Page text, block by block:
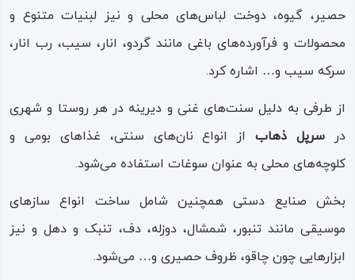
حصیر، گیوه، دوخت لباس‌های محلی و نیز لبنیات متنوع و
محصولات و فرآورده‌های باغی مانند گردو، انار، سیب، رب‌ انار،
سرکه سیب و… اشاره کرد.
از طرفی به دلیل سنت‌های غنی و دیرینه در هر روستا و شهری
در سرپل‌ ذهاب
از انواع نان‌های سنتی، غذاهای بومی و
کلوچه‌های محلی به عنوان سوغات استفاده می‌شود.
بخش صنایع دستی همچنین شامل ساخت انواع سازهای
موسیقی مانند تنبور، شمشال، دوزله، دف، تنبک و دهل و نیز
ابزارهایی چون چاقو، ظروف حصیری و… می‌شود.